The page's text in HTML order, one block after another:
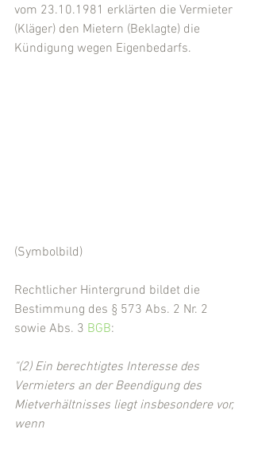
vom 23.10.1981 erklärten die Vermieter
(Kläger) den Mietern (Beklagte) die
Kündigung wegen Eigenbedarfs.
(Symbolbild)
Rechtlicher Hintergrund bildet die
Bestimmung des § 573 Abs. 2 Nr. 2
sowie Abs. 3 BGB:
"(2) Ein berechtigtes Interesse des
Vermieters an der Beendigung des
Mietverhältnisses liegt insbesondere vor,
wenn